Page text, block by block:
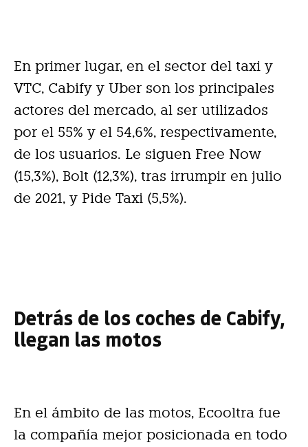
En primer lugar, en el sector del taxi y
VTC, Cabify y Uber son los principales
actores del mercado, al ser utilizados
por el 55% y el 54,6%, respectivamente,
de los usuarios. Le siguen Free Now
(15,3%), Bolt (12,3%), tras irrumpir en julio
de 2021, y Pide Taxi (5,5%).
Detrás de los coches de Cabify,
llegan las motos
En el ámbito de las motos, Ecooltra fue
la compañía mejor posicionada en todo